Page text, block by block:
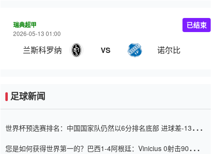
瑞典超甲
2026-05-13 01:00
兰斯科罗纳 VS 诺尔比
已结束
足球新闻
世界杯预选赛排名：中国国家队仍然以6分排名底部 进球差-13令人
您是如何获得世界第一的？巴西1-4阿根廷：Vinicius 0射击90分钟